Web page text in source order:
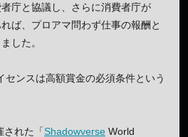
庁と協議し、さらに消費者庁が
ば、プロアマ問わず仕事の報酬と
した。
センスは高額賞金の必須条件という
された「Shadowverse World